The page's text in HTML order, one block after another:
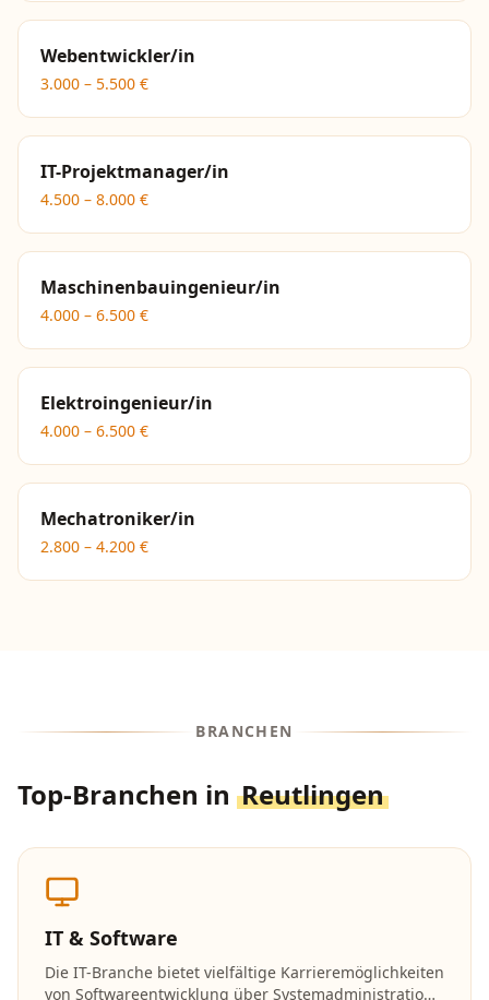
Webentwickler/in
3.000 – 5.500 €
IT-Projektmanager/in
4.500 – 8.000 €
Maschinenbauingenieur/in
4.000 – 6.500 €
Elektroingenieur/in
4.000 – 6.500 €
Mechatroniker/in
2.800 – 4.200 €
BRANCHEN
Top-Branchen in Reutlingen
IT & Software
Die IT-Branche bietet vielfältige Karrieremöglichkeiten
von Softwareentwicklung über Systemadministration